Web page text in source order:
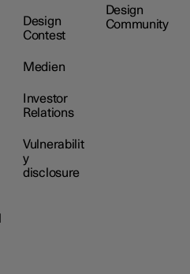
Design
Contest
Medien
Investor
Relations
Vulnerabilit
y
disclosure
Design
Community